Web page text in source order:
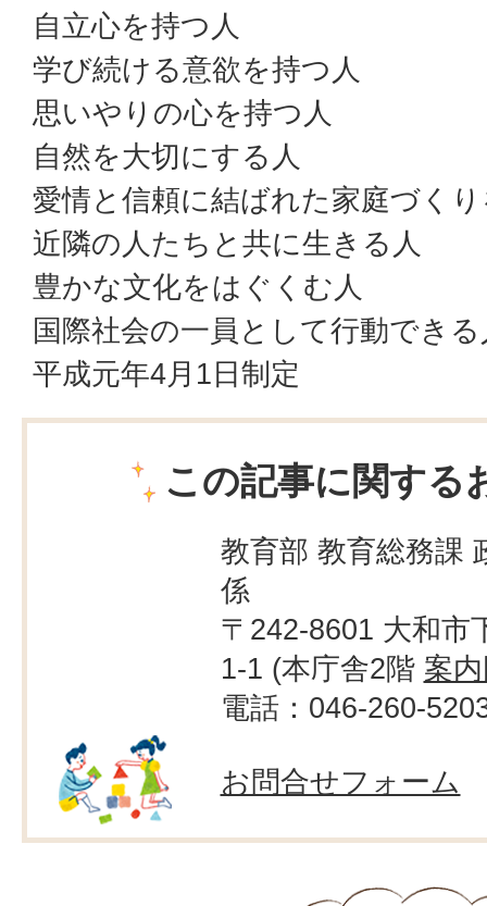
自立心を持つ人
学び続ける意欲を持つ人
思いやりの心を持つ人
自然を大切にする人
愛情と信頼に結ばれた家庭づく
近隣の人たちと共に生きる人
豊かな文化をはぐくむ人
国際社会の一員として行動できる
平成元年4月1日制定
この記事に関する
教育部 教育総務課
係
〒242-8601 大和市
1-1 (本庁舎2階 案
電話：046-260-
お問合せフォーム